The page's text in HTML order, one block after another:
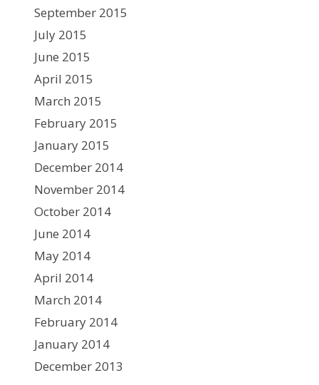
September 2015
July 2015
June 2015
April 2015
March 2015
February 2015
January 2015
December 2014
November 2014
October 2014
June 2014
May 2014
April 2014
March 2014
February 2014
January 2014
December 2013